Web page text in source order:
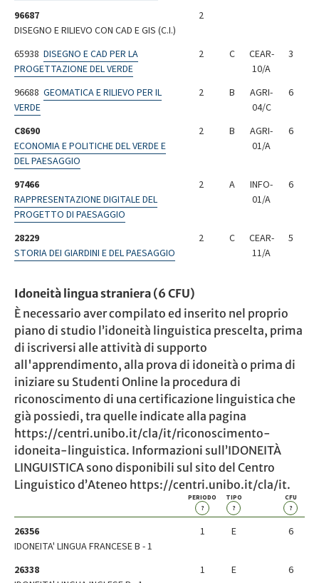
96687
DISEGNO E RILIEVO CON CAD E GIS (C.I.)
2
65938 DISEGNO E CAD PER LA
PROGETTAZIONE DEL VERDE
2 C
CEAR-
10/A
3
96688 GEOMATICA E RILIEVO PER IL
VERDE
2 B
AGRI-
04/C
6
C8690
ECONOMIA E POLITICHE DEL VERDE E
DEL PAESAGGIO
2 B
AGRI-
01/A
6
97466
RAPPRESENTAZIONE DIGITALE DEL
PROGETTO DI PAESAGGIO
2 A
INFO-
01/A
6
28229
STORIA DEI GIARDINI E DEL PAESAGGIO
2 C
CEAR-
11/A
5
Idoneità lingua straniera (6 CFU)
È necessario aver compilato ed inserito nel proprio
piano di studio l’idoneità linguistica prescelta, prima
di iscriversi alle attività di supporto
all'apprendimento, alla prova di idoneità o prima di
iniziare su Studenti Online la procedura di
riconoscimento di una certificazione linguistica che
già possiedi, tra quelle indicate alla pagina
https://centri.unibo.it/cla/it/riconoscimento-
idoneita-linguistica. Informazioni sull’IDONEITÀ
LINGUISTICA sono disponibili sul sito del Centro
Linguistico d’Ateneo https://centri.unibo.it/cla/it.
PERIODO
?
TIPO
?
CFU
?
26356
IDONEITA' LINGUA FRANCESE B - 1
1 E 6
26338
1 E 6